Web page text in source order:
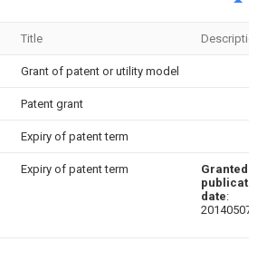
Title Description
Grant of patent or utility model
Patent grant
Expiry of patent term
Expiry of patent term
Granted
publication
date:
20140507